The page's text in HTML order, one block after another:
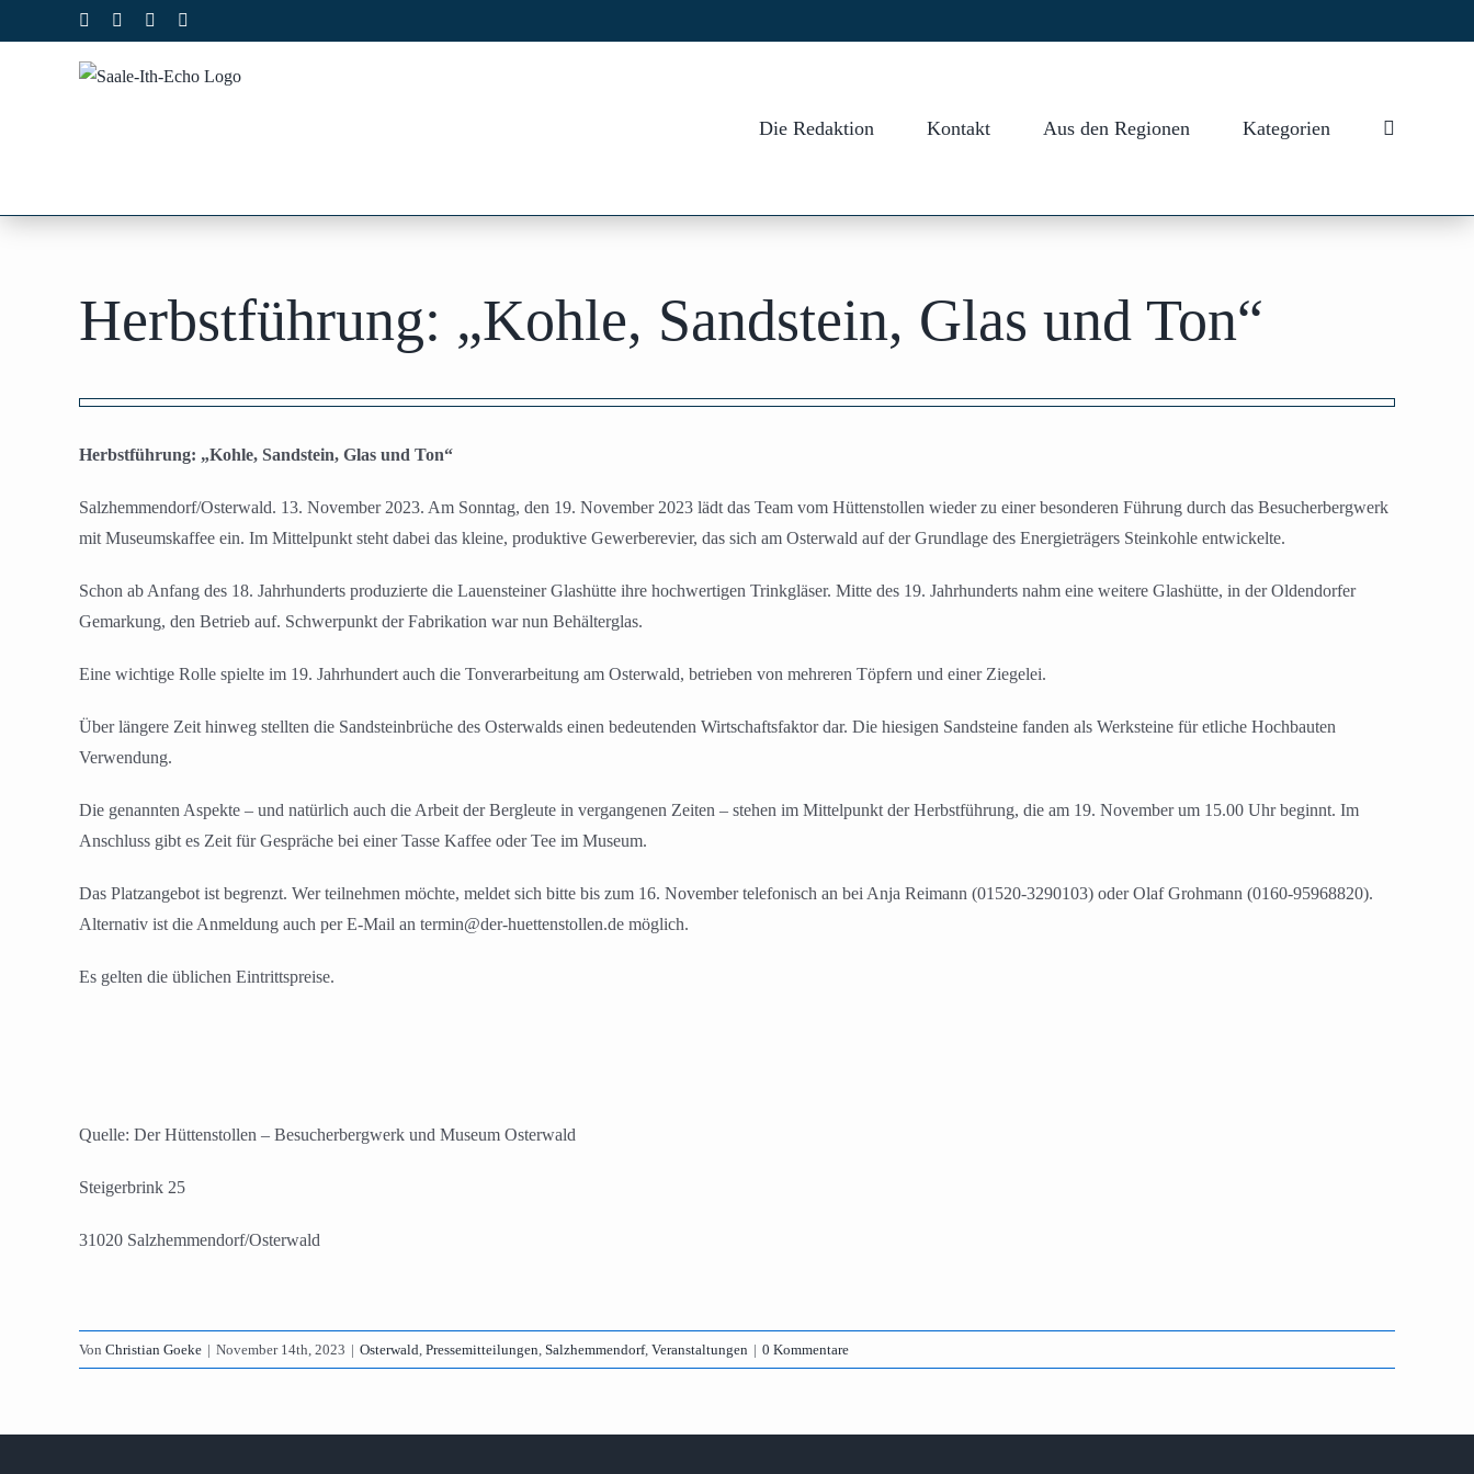
Inhalt
Facebook Instagram
Die Redaktion Kontakt Aus den Regionen Kategorien
Herbstführung: „Kohle, Sandstein, Glas und Ton“
grösseres
Herbstführung: „Kohle, Sandstein, Glas und Ton“
Salzhemmendorf/Osterwald. 13. November 2023. Am Sonntag, den 19. November 2023 lädt das Team vom Hüttenstollen wieder zu einer besonderen Führung durch das Besucherbergwerk
mit Museumskaffee ein. Im Mittelpunkt steht dabei das kleine, produktive Gewerberevier, das sich am Osterwald auf der Grundlage des Energieträgers Steinkohle entwickelte.
Schon ab Anfang des 18. Jahrhunderts produzierte die Lauensteiner Glashütte ihre hochwertigen Trinkgläser. Mitte des 19. Jahrhunderts nahm eine weitere Glashütte, in der Oldendorfer
Gemarkung, den Betrieb auf. Schwerpunkt der Fabrikation war nun Behälterglas.
Eine wichtige Rolle spielte im 19. Jahrhundert auch die Tonverarbeitung am Osterwald, betrieben von mehreren Töpfern und einer Ziegelei.
Über längere Zeit hinweg stellten die Sandsteinbrüche des Osterwalds einen bedeutenden Wirtschaftsfaktor dar. Die hiesigen Sandsteine fanden als Werksteine für etliche Hochbauten
Verwendung.
Die genannten Aspekte – und natürlich auch die Arbeit der Bergleute in vergangenen Zeiten – stehen im Mittelpunkt der Herbstführung, die am 19. November um 15.00 Uhr beginnt. Im
Anschluss gibt es Zeit für Gespräche bei einer Tasse Kaffee oder Tee im Museum.
Das Platzangebot ist begrenzt. Wer teilnehmen möchte, meldet sich bitte bis zum 16. November telefonisch an bei Anja Reimann (01520-3290103) oder Olaf Grohmann (0160-95968820).
Alternativ ist die Anmeldung auch per E-Mail an termin@der-huettenstollen.de möglich.
Es gelten die üblichen Eintrittspreise.
Quelle: Der Hüttenstollen – Besucherbergwerk und Museum Osterwald
Steigerbrink 25
31020 Salzhemmendorf/Osterwald
Von Christian Goeke | November 14th, 2023 | Osterwald, Pressemitteilungen, Salzhemmendorf, Veranstaltungen | 0 Kommentare